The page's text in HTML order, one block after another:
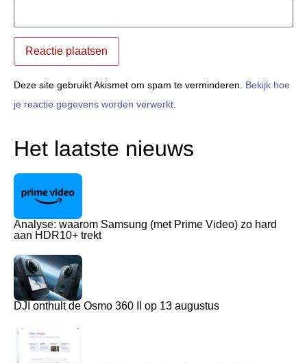
Deze site gebruikt Akismet om spam te verminderen. Bekijk hoe
je reactie gegevens worden verwerkt.
Het laatste nieuws
Analyse: waarom Samsung (met Prime Video) zo hard
aan HDR10+ trekt
DJI onthult de Osmo 360 II op 13 augustus